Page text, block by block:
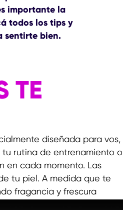
importante la
todos los tips y
sentirte bien.
TE
diseñada para vos,
tu rutina de entrenamiento o
en cada momento. Las
tu piel. A medida que te
fragancia y frescura
el mal olor..